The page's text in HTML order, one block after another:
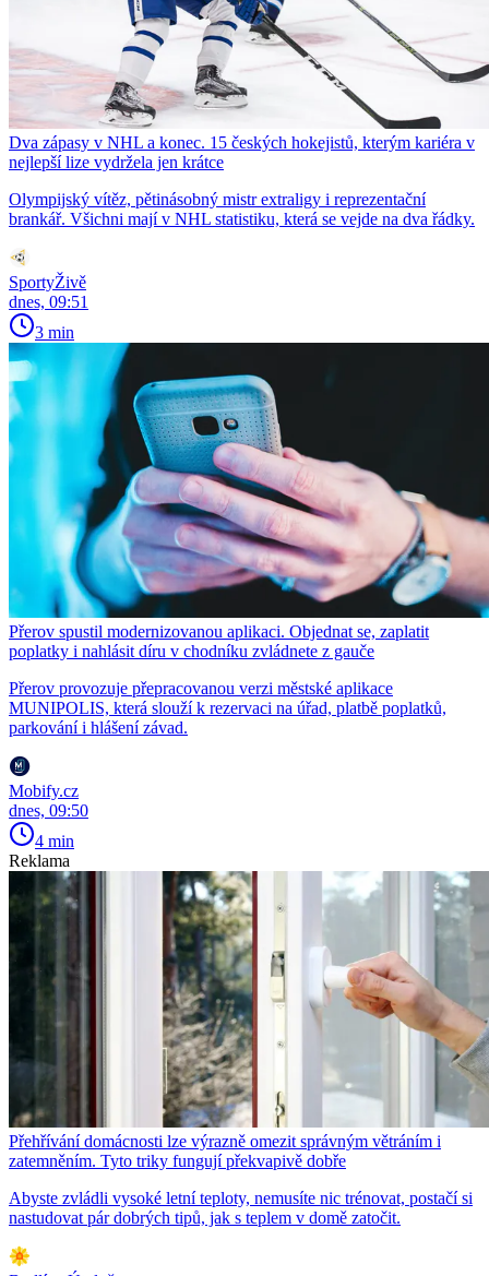
Dva zápasy v NHL a konec. 15 českých hokejistů, kterým kariéra v
nejlepší lize vydržela jen krátce
Olympijský vítěz, pětinásobný mistr extraligy i reprezentační
brankář. Všichni mají v NHL statistiku, která se vejde na dva řádky.
SportyŽivě
dnes, 09:51
3 min
Přerov spustil modernizovanou aplikaci. Objednat se, zaplatit
poplatky i nahlásit díru v chodníku zvládnete z gauče
Přerov provozuje přepracovanou verzi městské aplikace
MUNIPOLIS, která slouží k rezervaci na úřad, platbě poplatků,
parkování i hlášení závad.
Mobify.cz
dnes, 09:50
4 min
Reklama
Přehřívání domácnosti lze výrazně omezit správným větráním i
zatemněním. Tyto triky fungují překvapivě dobře
Abyste zvládli vysoké letní teploty, nemusíte nic trénovat, postačí si
nastudovat pár dobrých tipů, jak s teplem v domě zatočit.